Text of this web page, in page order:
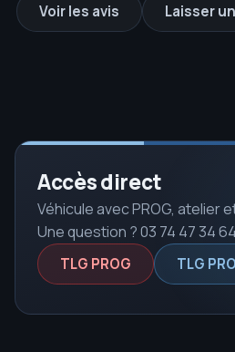
Voir les avis Laisser
Accès direct
Véhicule avec PROG, atelier
Une question ? 03 74 47 34
TLG PROG TLG PRO